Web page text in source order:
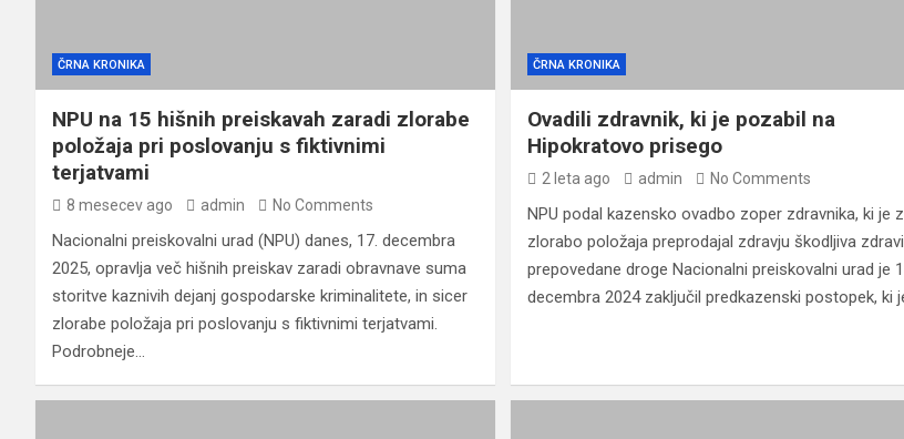
ČRNA KRONIKA
NPU na 15 hišnih preiskavah zaradi zlorabe
položaja pri poslovanju s fiktivnimi
terjatvami
8 mesecev ago admin No Comments
Nacionalni preiskovalni urad (NPU) danes, 17. decembra
2025, opravlja več hišnih preiskav zaradi obravnave suma
storitve kaznivih dejanj gospodarske kriminalitete, in sicer
zlorabe položaja pri poslovanju s fiktivnimi terjatvami.
Podrobneje…
ČRNA KRONIKA
Ovadili zdravnik, ki je pozabil na
Hipokratovo prisego
2 leta ago admin No Comments
NPU podal kazensko ovadbo zoper zdravnika, ki je z
zlorabo položaja preprodajal zdravju škodljiva
prepovedane droge Nacionalni preiskovalni urad je
decembra 2024 zaključil predkazenski postopek, ki